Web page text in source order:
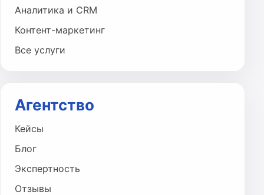
Аналитика и CRM
Контент-маркетинг
Все услуги
Агентство
Кейсы
Блог
Экспертность
Отзывы